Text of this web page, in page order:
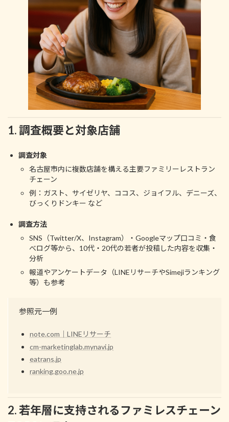
1. 調査概要と対象店舗
調査対象
名古屋市内に複数店舗を構える主要ファミリーレストラン
チェーン
例：ガスト、サイゼリヤ、ココス、ジョイフル、デニーズ、
びっくりドンキー など
調査方法
SNS（Twitter/X、Instagram）・Googleマップ口コミ・食
べログ等から、10代・20代の若者が投稿した内容を収集・
分析
報道やアンケートデータ（LINEリサーチやSimejiランキング
等）も参考
参照元一例
note.com｜LINEリサーチ
cm-marketinglab.mynavi.jp
eatrans.jp
ranking.goo.ne.jp
2. 若年層に支持されるファミレスチェーン